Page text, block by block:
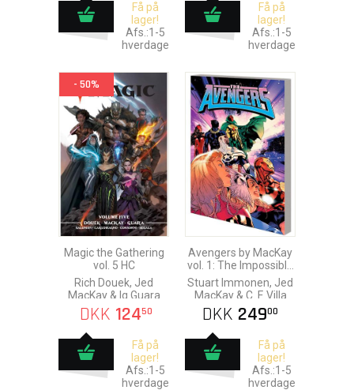
Få på
lager!
Afs.:1-5
hverdage
Få på
lager!
Afs.:1-5
hverdage
- 50%
Magic the Gathering
vol. 5 HC
Rich Douek, Jed
MacKay & Ig Guara
DKK 12450
Få på
lager!
Afs.:1-5
hverdage
Avengers by MacKay
vol. 1: The Impossible
City
Stuart Immonen, Jed
MacKay & C. F. Villa
DKK 24900
Få på
lager!
Afs.:1-5
hverdage